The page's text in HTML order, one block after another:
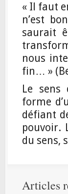
« Il faut
n’est
saurait
nous
fin… »
Le sens
forme
défiant
pouvoir.
du sens,
Articles